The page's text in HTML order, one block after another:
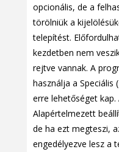
opcionális, de a
törölniük a
telepítést.
kezdetben nem
rejtve vannak. A
használja a Speciális
erre lehetőséget
Alapértelmezett
de ha ezt megteszi,
engedélyezve lesz a